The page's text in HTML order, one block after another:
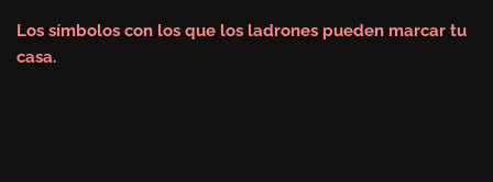
Los símbolos con los que los ladrones pueden marcar tu
casa.